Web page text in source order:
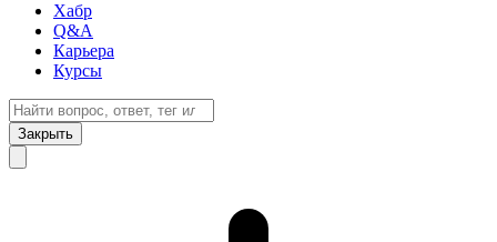
Хабр
Q&A
Карьера
Курсы
Закрыть